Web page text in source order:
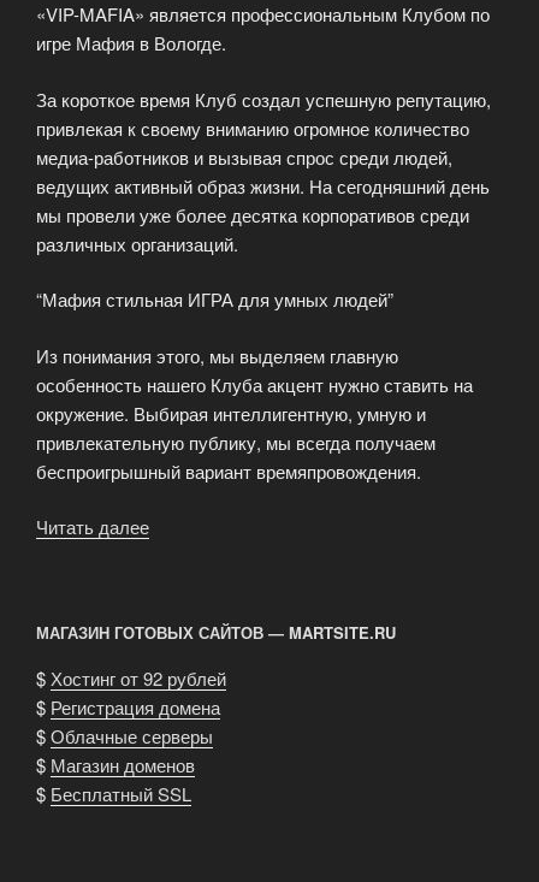
Москве»
«VIP-MAFIA» является профессиональным Клубом по
игре Мафия в Вологде.
За короткое время Клуб создал успешную репутацию,
привлекая к своему вниманию огромное количество
медиа-работников и вызывая спрос среди людей,
ведущих активный образ жизни. На сегодняшний день
мы провели уже более десятка корпоративов среди
различных организаций.
“Мафия стильная ИГРА для умных людей”
Из понимания этого, мы выделяем главную
особенность нашего Клуба акцент нужно ставить на
окружение. Выбирая интеллигентную, умную и
привлекательную публику, мы всегда получаем
беспроигрышный вариант времяпровождения.
Читать далее
MAFIA»»
МАГАЗИН ГОТОВЫХ САЙТОВ — MARTSITE.RU
$Хостинг от 92 рублей
$ Регистрация домена
$Облачные серверы
$ Магазин доменов
$ Бесплатный SSL